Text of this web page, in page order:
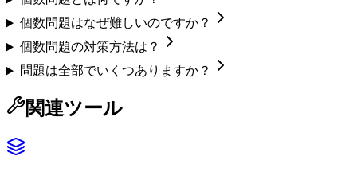
個数問題はなぜ難しいのですか？
個数問題の対策方法は？
問題は全部でいくつありますか？
関連ツール